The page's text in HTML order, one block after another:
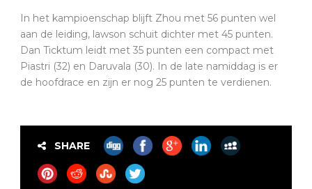
In het kampioenschap blijft Zhou met 56 punten wel
aan de leiding, lawson schuit dichter met 45 punten.
Dan Ticktum leidt met 35 punten een compact met
Piastri (32) en Daruvala (30). In de late namiddag is er
de hoofdrace en zijn er nog 25 punten te verdienen.
SHARE